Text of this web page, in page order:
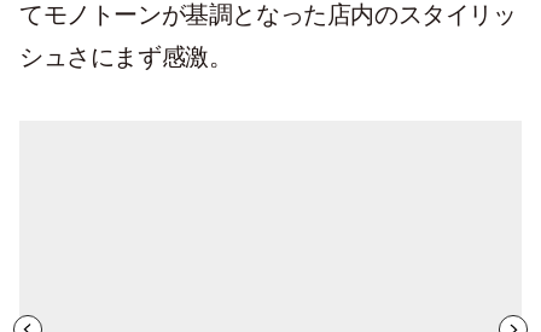
てモノトーンが基調となった店内のスタイリッ
シュさにまず感激。